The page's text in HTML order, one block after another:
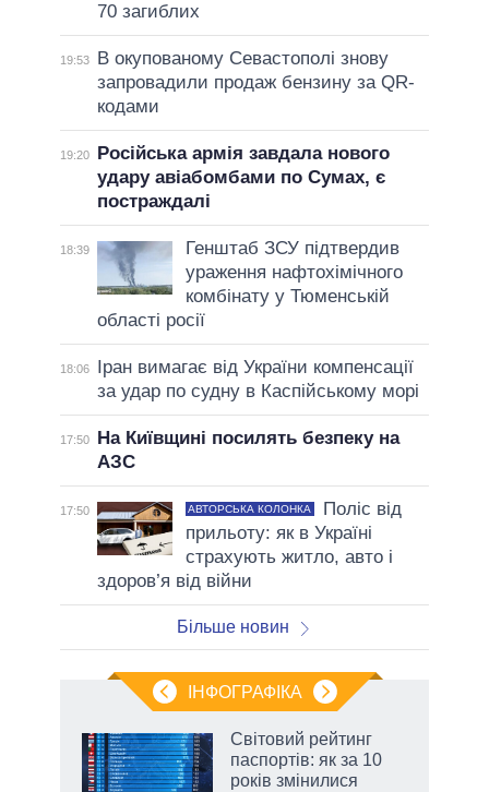
70 загиблих
19:53
В окупованому Севастополі знову
запровадили продаж бензину за QR-
кодами
19:20
Російська армія завдала нового
удару авіабомбами по Сумах, є
постраждалі
18:39
Генштаб ЗСУ підтвердив
ураження нафтохімічного
комбінату у Тюменській
області росії
18:06
Іран вимагає від України компенсації
за удар по судну в Каспійському морі
17:50
На Київщині посилять безпеку на
АЗС
17:50 АВТОРСЬКА КОЛОНКА
Поліс від
прильоту: як в Україні
страхують житло, авто і
здоров’я від війни
Більше новин
ІНФОГРАФІКА
Світовий рейтинг
паспортів: як за 10
років змінилися